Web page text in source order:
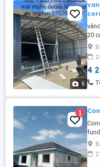
5
20
alte
4
1